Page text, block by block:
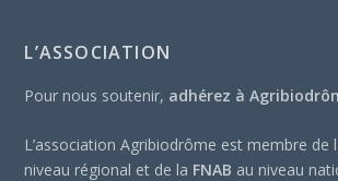
L’ASSOCIATION
Pour nous soutenir, adhérez à
L’association Agribiodrôme est membre de
niveau régional et de la FNAB au niveau